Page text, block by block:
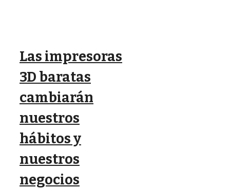
Las impresoras
3D baratas
cambiarán
nuestros
hábitos y
nuestros
negocios